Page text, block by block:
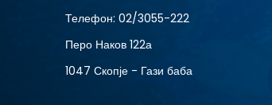
12
Телефон: 02/3055-222
Перо Наков 122а
1047 Скопје - Гази баба